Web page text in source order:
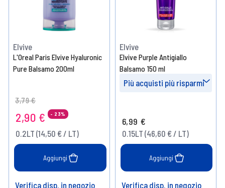
Elvive
L'Oreal Paris Elvive Hyaluronic
Pure Balsamo 200ml
Price reduced from
3,79 €to
2,90 € - 23%
0.2LT (14,50 € / LT)
Aggiungi
Verifica disp. in negozio
Elvive
Elvive Purple Antigiallo
Balsamo 150 ml
Più acquisti più risparmi
6,99 €
0.15LT (46,60 € / LT)
Aggiungi
Verifica disp. in negozio